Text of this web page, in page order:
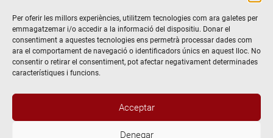
Per oferir les millors experiències, utilitzem tecnologies com ara galetes per
emmagatzemar i/o accedir a la informació del dispositiu. Donar el
consentiment a aquestes tecnologies ens permetrà processar dades com
ara el comportament de navegació o identificadors únics en aquest lloc. No
consentir o retirar el consentiment, pot afectar negativament determinades
característiques i funcions.
Acceptar
Denegar